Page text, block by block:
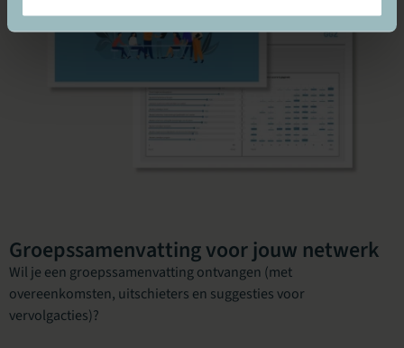
Groepssamenvatting voor jouw netwerk
Wil je een groepssamenvatting ontvangen (met
overeenkomsten, uitschieters en suggesties voor
vervolgacties)?